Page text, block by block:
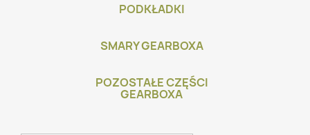
PODKŁADKI
SMARY GEARBOXA
POZOSTAŁE CZĘŚCI
GEARBOXA